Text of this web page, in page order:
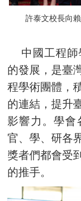
許泰文校長向
中國工程師
的發展，是臺
程學術團體，
的連結，提升
影響力。學會
官、學、研各
獎者們都會受
的推手。